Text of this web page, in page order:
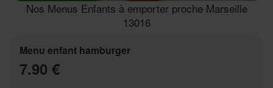
Nos Menus Enfants à emporter proche Marseille
13016
Menu enfant hamburger
7.90 €